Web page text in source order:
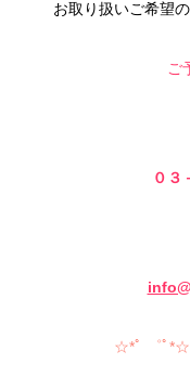
お取り扱いご希望
ご
０３
☆*ﾟ ゜ﾟ